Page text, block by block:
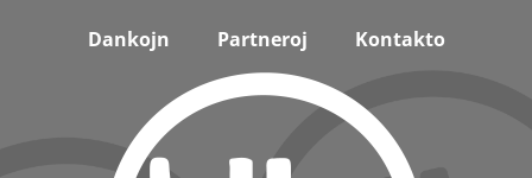
Dankojn Partneroj Kontakto